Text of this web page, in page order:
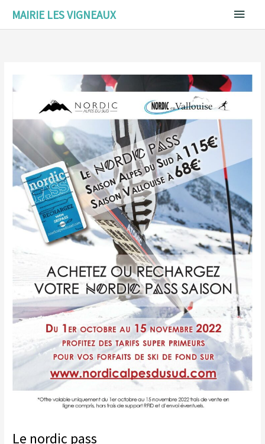
contenu
MAIRIE LES VIGNEAUX
Menu
Le nordic pass